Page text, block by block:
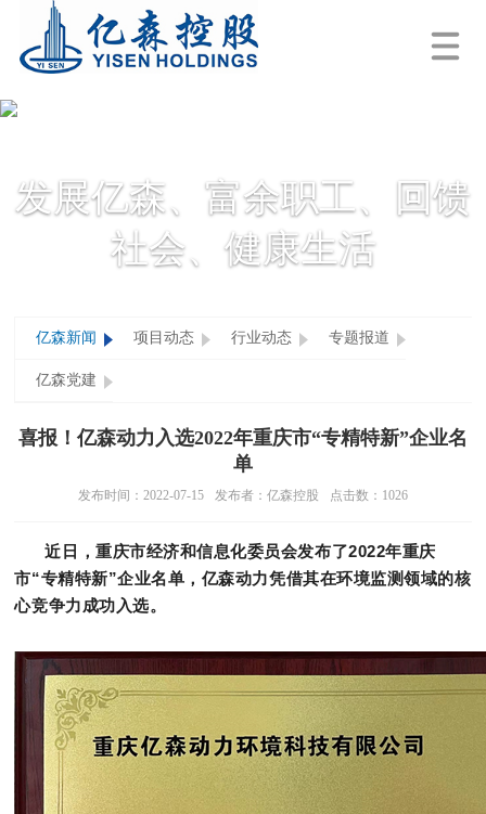
发展亿森、富余职工、回馈
社会、健康生活
亿森新闻 项目动态 行业动态 专题报道
亿森党建
喜报！亿森动力入选2022年重庆市“专精特新”企业名
单
发布时间：2022-07-15 发布者：亿森控股 点击数： 1026
近日，重庆市经济和信息化委员会发布了2022年重庆
市“专精特新”企业名单，亿森动力凭借其在环境监测领域的核
心竞争力成功入选。